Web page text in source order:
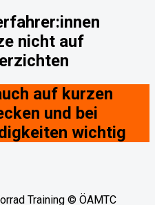
nicht auf
auf kurzen
und bei
wichtig
Training © ÖAMTC